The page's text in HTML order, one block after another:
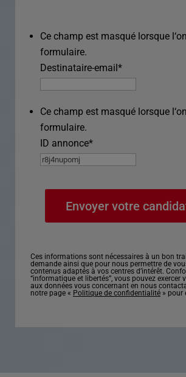
Ce champ est masqué lorsque
formulaire.
Destinataire-email*
Ce champ est masqué lorsque
formulaire.
ID annonce*
Ces informations sont nécessaires à un bon
demande ainsi que pour nous permettre de
contenus adaptés à vos centres d’intérêt.
“informatique et libertés”, vous pouvez exercer
aux données vous concernant en nous
notre page « Politique de confidentialité » pour